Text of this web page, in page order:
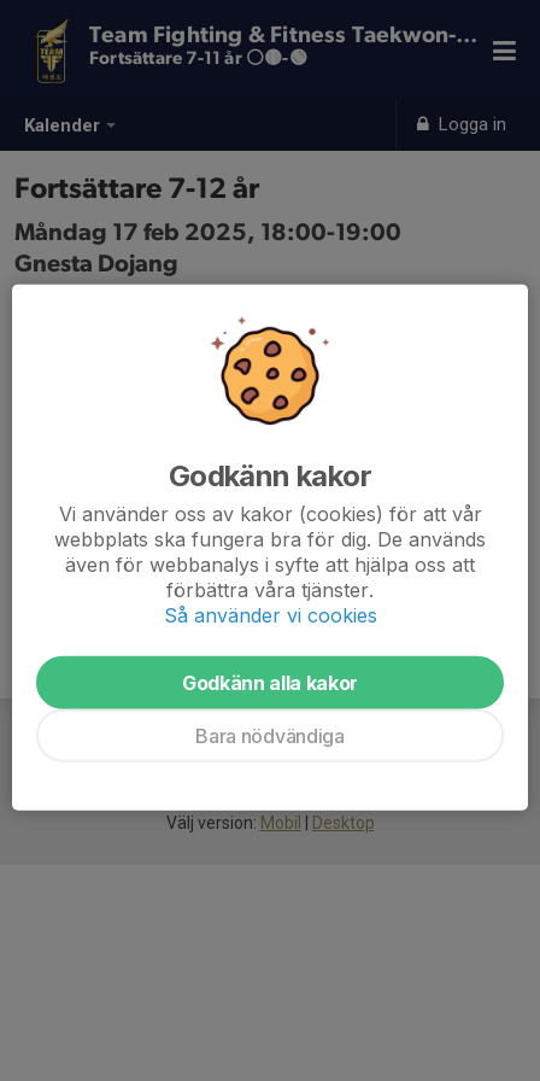
Kalender Logga in
Team Fighting & Fitness Taekwon-Do
Fortsättare 7-11 år ⚪️🟡-🟢
Fortsättare 7-12 år
Måndag 17 feb 2025, 18:00-19:00
Gnesta Dojang
Välj version: Mobil Desktop
Godkänn kakor
Vi använder oss av kakor (cookies) för att vår
webbplats ska fungera bra för dig. De används
även för webbanalys i syfte att hjälpa oss att
förbättra våra tjänster.
Så använder vi cookies
Godkänn alla kakor
Bara nödvändiga